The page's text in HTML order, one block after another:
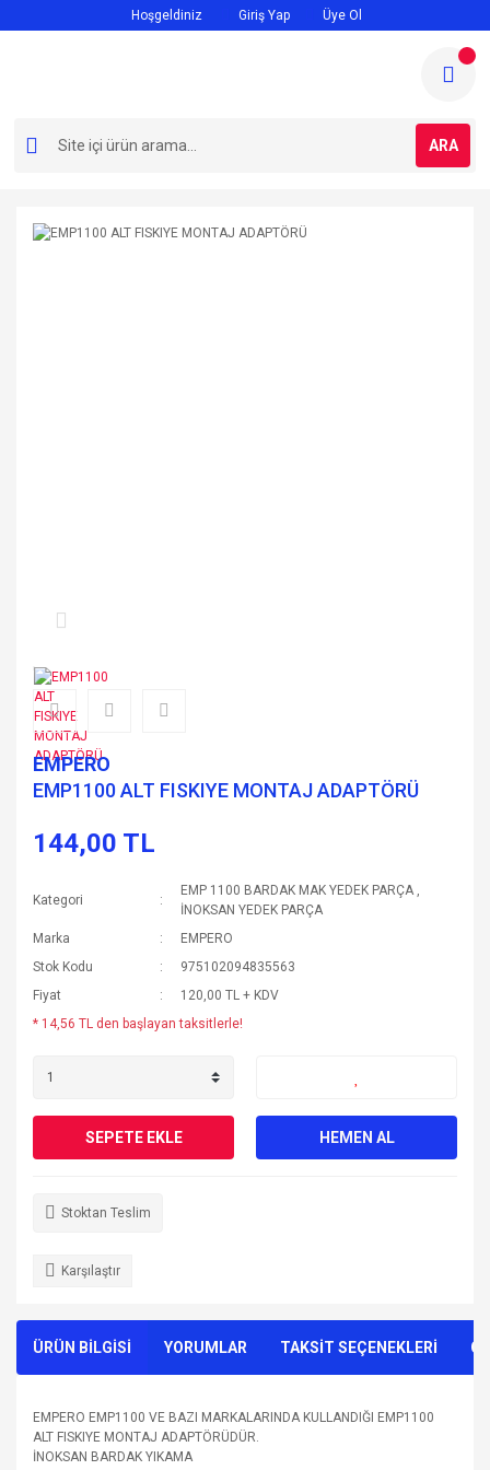
Hoşgeldiniz Giriş Yap Üye Ol
ARA
EMPERO
EMP1100 ALT FISKIYE MONTAJ ADAPTÖRÜ
144,00 TL
Kategori
EMP 1100 BARDAK MAK YEDEK PARÇA ,
İNOKSAN YEDEK PARÇA
Marka
EMPERO
Stok Kodu
975102094835563
Fiyat
120,00 TL + KDV
* 14,56 TL den başlayan taksitlerle!
SEPETE EKLE HEMEN AL
Stoktan Teslim
Karşılaştır
ÜRÜN BİLGİSİ YORUMLAR TAKSİT SEÇENEKLERİ
EMPERO EMP1100 VE BAZI MARKALARINDA KULLANDIĞI EMP1100
ALT FISKIYE MONTAJ ADAPTÖRÜDÜR.
İNOKSAN BARDAK YIKAMA